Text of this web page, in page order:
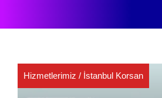
Hizmetlerimiz / İstanbul Korsan